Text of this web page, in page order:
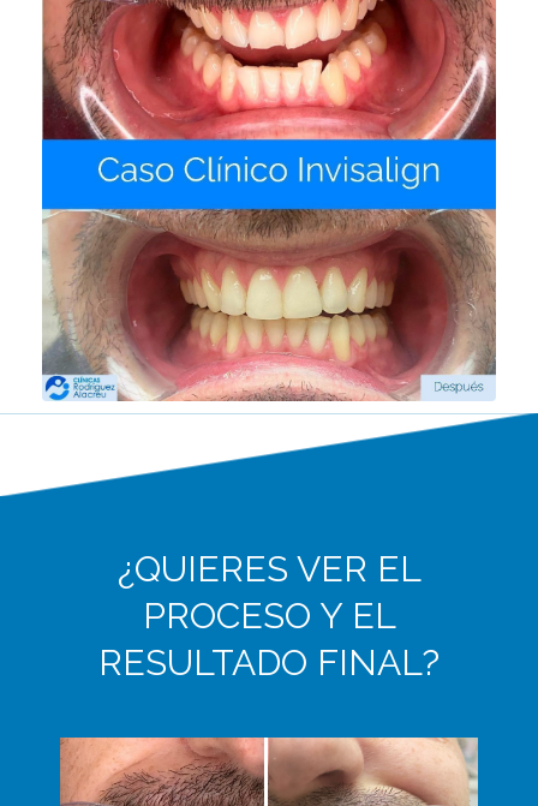
¿QUIERES VER EL
PROCESO Y EL
RESULTADO FINAL?